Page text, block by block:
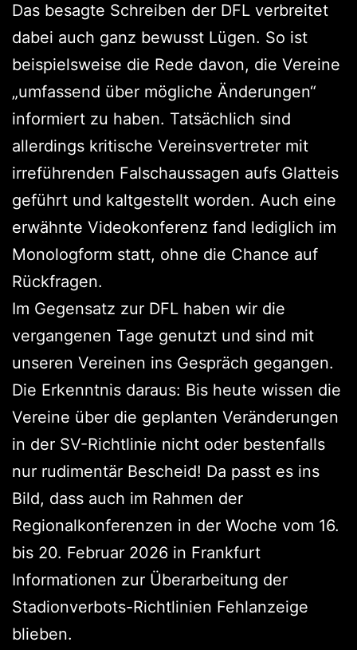
Das besagte Schreiben der DFL verbreitet
dabei auch ganz bewusst Lügen. So ist
beispielsweise die Rede davon, die Vereine
„umfassend über mögliche Änderungen“
informiert zu haben. Tatsächlich sind
allerdings kritische Vereinsvertreter mit
irreführenden Falschaussagen aufs Glatteis
geführt und kaltgestellt worden. Auch eine
erwähnte Videokonferenz fand lediglich im
Monologform statt, ohne die Chance auf
Rückfragen.
Im Gegensatz zur DFL haben wir die
vergangenen Tage genutzt und sind mit
unseren Vereinen ins Gespräch gegangen.
Die Erkenntnis daraus: Bis heute wissen die
Vereine über die geplanten Veränderungen
in der SV-Richtlinie nicht oder bestenfalls
nur rudimentär Bescheid! Da passt es ins
Bild, dass auch im Rahmen der
Regionalkonferenzen in der Woche vom 16.
bis 20. Februar 2026 in Frankfurt
Informationen zur Überarbeitung der
Stadionverbots-Richtlinien Fehlanzeige
blieben.